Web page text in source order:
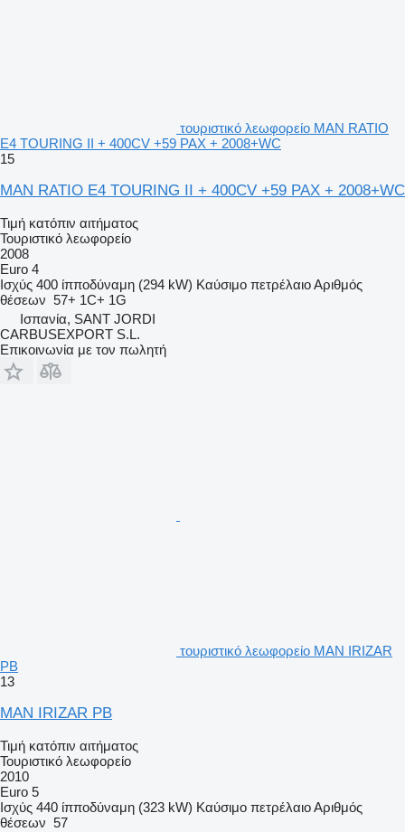
τουριστικό λεωφορείο MAN RATIO
E4 TOURING II + 400CV +59 PAX + 2008+WC
15
MAN RATIO E4 TOURING II + 400CV +59 PAX + 2008+WC
Τιμή κατόπιν αιτήματος
Τουριστικό λεωφορείο
2008
Euro 4
Ισχύς 400 ίπποδύναμη (294 kW) Καύσιμο πετρέλαιοΑριθμός
θέσεων 57+ 1C+ 1G
Ισπανία, SANT JORDI
CARBUSEXPORT S.L.
Επικοινωνία με τον πωλητή
τουριστικό λεωφορείο MAN IRIZAR
PB
13
MAN IRIZAR PB
Τιμή κατόπιν αιτήματος
Τουριστικό λεωφορείο
2010
Euro 5
Ισχύς 440 ίπποδύναμη (323 kW) Καύσιμο πετρέλαιοΑριθμός
θέσεων 57